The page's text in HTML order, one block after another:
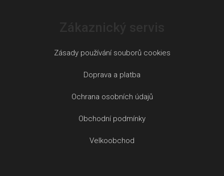
Zásady používání souborů cookies
Doprava a platba
Ochrana osobních údajů
Obchodní podmínky
Velkoobchod